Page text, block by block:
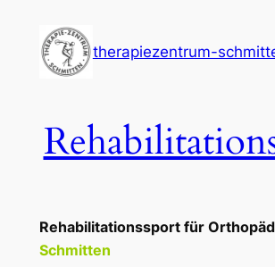
Inhalt
springen
therapiezentrum-
Rehabilitationssport für
Schmitten